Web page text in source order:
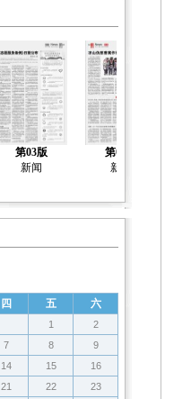
第03版
新闻
第04版
新闻
四 五 六
1
2
7 8
9
14 15
16
21 22
23